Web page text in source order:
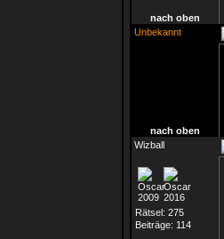
nach oben
Unbekannt
nach oben
Wizball
Rätsel: 275
Beiträge: 114